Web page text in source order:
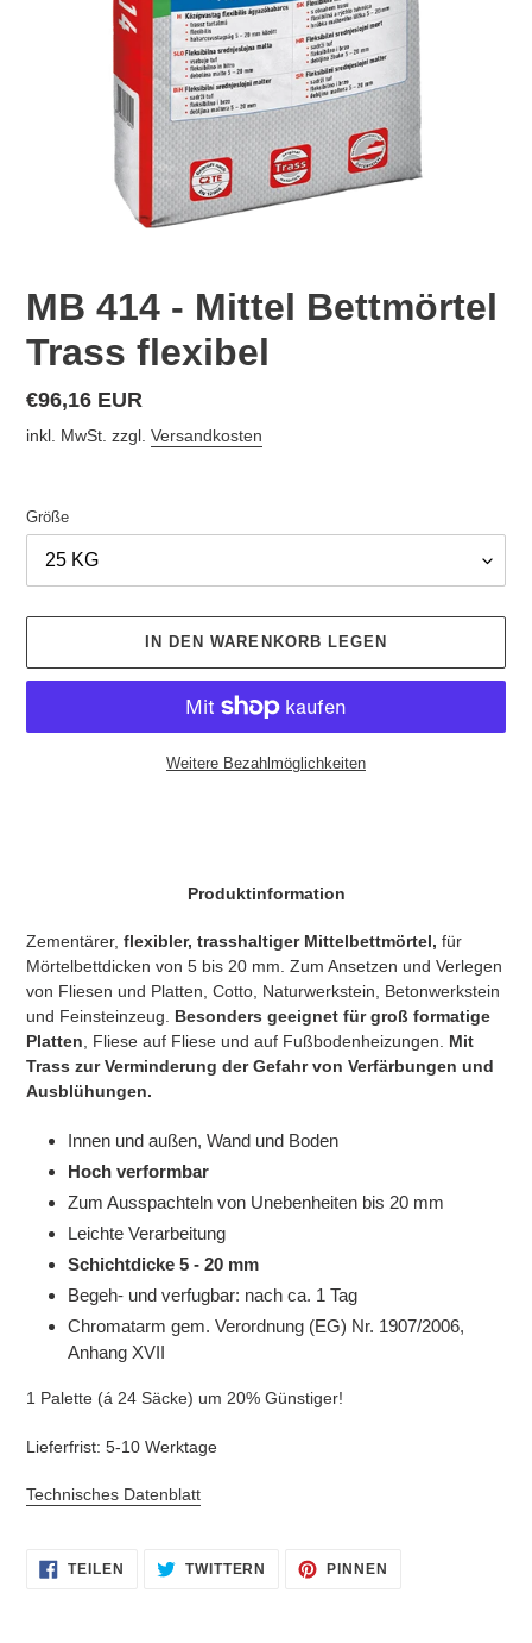
MB 414 - Mittel Bettmörtel
Trass flexibel
Normaler
Preis
€96,16 EUR
inkl. MwSt. zzgl. Versandkosten
Größe
IN DEN WARENKORB LEGEN
Weitere Bezahlmöglichkeiten
Produktinformation
Zementärer, flexibler, trasshaltiger Mittelbettmörtel, für
Mörtelbettdicken von 5 bis 20 mm. Zum Ansetzen und Verlegen
von Fliesen und Platten, Cotto, Naturwerkstein, Betonwerkstein
und Feinsteinzeug. Besonders geeignet für groß formatige
Platten, Fliese auf Fliese und auf Fußbodenheizungen. Mit
Trass zur Verminderung der Gefahr von Verfärbungen und
Ausblühungen.
Innen und außen, Wand und Boden
Hoch verformbar
Zum Ausspachteln von Unebenheiten bis 20 mm
Leichte Verarbeitung
Schichtdicke 5 - 20 mm
Begeh- und verfugbar: nach ca. 1 Tag
Chromatarm gem. Verordnung (EG) Nr. 1907/2006,
Anhang XVII
1 Palette (á 24 Säcke) um 20% Günstiger!
Lieferfrist: 5-10 Werktage
Technisches Datenblatt
TEILEN
FACEBOOK
TWITTERN
AUF
TWITTER
PINNEN